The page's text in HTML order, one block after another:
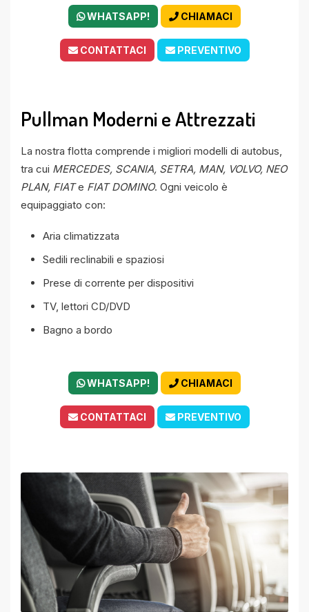
WHATSAPP! CHIAMACI
CONTATTACI PREVENTIVO
Pullman Moderni e Attrezzati
La nostra flotta comprende i migliori modelli di autobus,
tra cui MERCEDES, SCANIA, SETRA, MAN, VOLVO, NEO
PLAN, FIATe FIAT DOMINO. Ogni veicolo è
equipaggiato con:
Aria climatizzata
Sedili reclinabili e spaziosi
Prese di corrente per dispositivi
TV, lettori CD/DVD
Bagno a bordo
WHATSAPP! CHIAMACI
CONTATTACI PREVENTIVO